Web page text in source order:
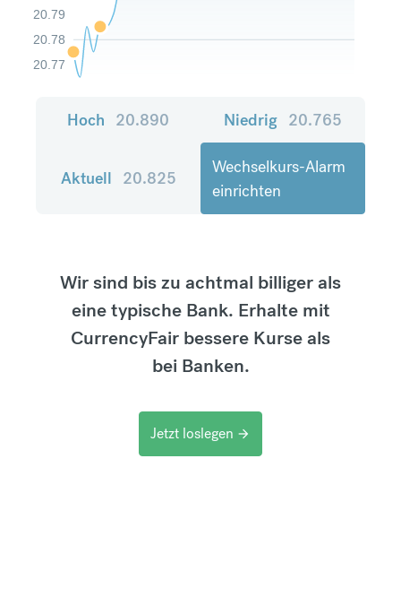
20.77
20.78
20.79
Hoch 20.890 Niedrig 20.765
Aktuell 20.825
Wechselkurs-Alarm
einrichten
Wir sind bis zu achtmal billiger als
eine typische Bank. Erhalte mit
CurrencyFair bessere Kurse als
bei Banken.
Jetzt loslegen arrow_forward